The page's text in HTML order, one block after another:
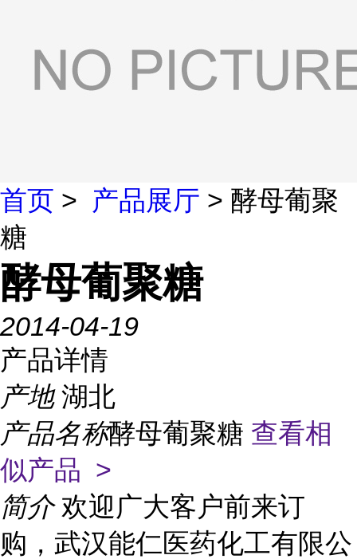
首页 > 产品展厅 > 酵母葡聚
糖
酵母葡聚糖
2014-04-19
产品详情
产地 湖北
产品名称酵母葡聚糖 查看相
似产品 >
简介 欢迎广大客户前来订
购，武汉能仁医药化工有限公